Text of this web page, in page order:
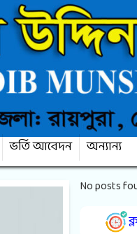
ভর্তি আবেদন অন্যান্য
No posts